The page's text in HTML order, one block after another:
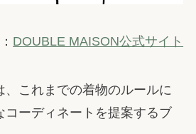
DOUBLE MAISON公式サイト
、これまでの着物のルールに
コーディネートを提案するブ